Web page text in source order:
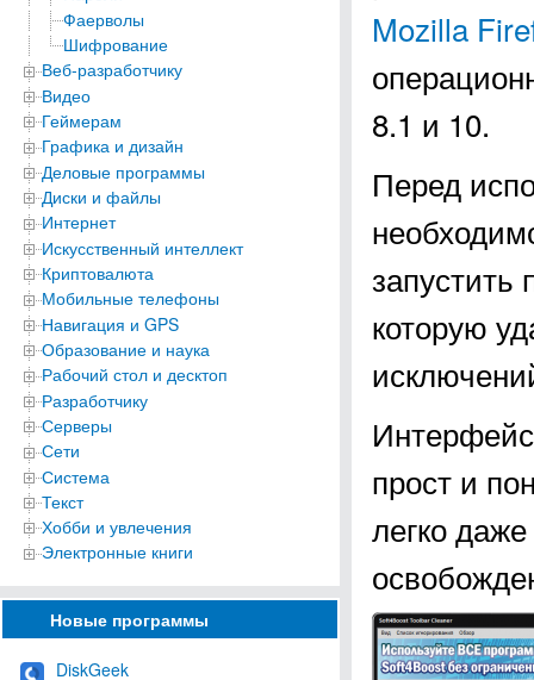
Фаерволы
Шифрование
Веб-разработчику
Видео
Геймерам
Графика и дизайн
Деловые программы
Диски и файлы
Интернет
Искусственный интеллект
Криптовалюта
Мобильные телефоны
Навигация и GPS
Образование и наука
Рабочий стол и десктоп
Разработчику
Серверы
Сети
Система
Текст
Хобби и увлечения
Электронные книги
Новые программы
DiskGeek
Mozilla
8.1 и 10.
Перед
запустить
которую
прост и
легко